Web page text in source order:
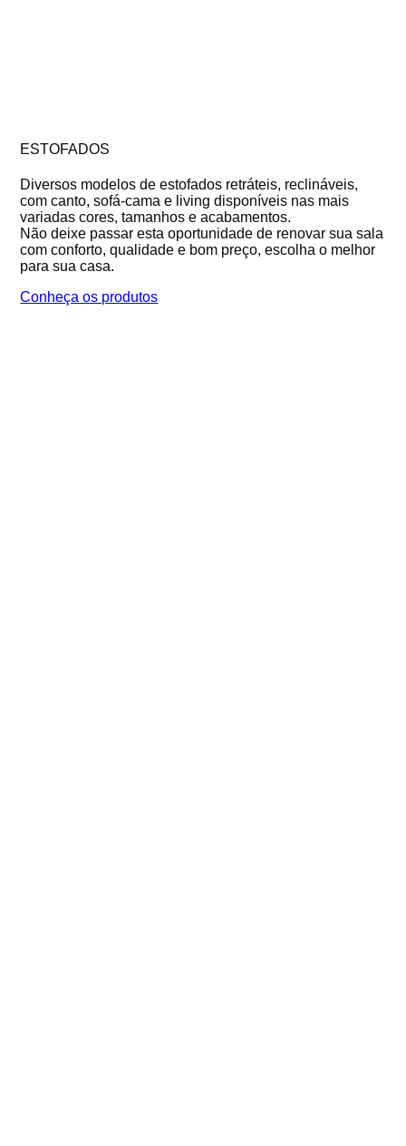
ESTOFADOS
Diversos modelos de estofados retráteis, reclináveis,
com canto, sofá-cama e living disponíveis nas mais
variadas cores, tamanhos e acabamentos.
Não deixe passar esta oportunidade de renovar sua sala
com conforto, qualidade e bom preço, escolha o melhor
para sua casa.
Conheça os produtos